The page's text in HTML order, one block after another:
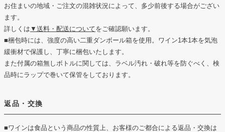
お住まいの地域・ご注文の混雑状況によって、多少前後する場合がござい
ます。
詳しくは ▼送料・配送についてをご確認願います。
■梱包時には、強度の高い二重ダンボール箱を使用。ワイン1本1本を気泡
緩衝材で保護し、丁寧に梱包いたします。
また付属の箱無しボトルに関しては、ラベル汚れ・破れ等を防ぐべく、検
品時にラップで巻いて保管をしております。
返品・交換
■ワインは食品という商品の性質上、お客様のご都合による返品・交換は